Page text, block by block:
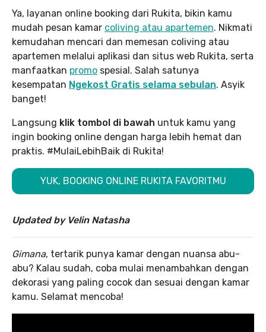
Ya, layanan online booking dari Rukita, bikin kamu
mudah pesan kamar coliving atau apartemen. Nikmati
kemudahan mencari dan memesan coliving atau
apartemen melalui aplikasi dan situs web Rukita, serta
manfaatkan promo spesial. Salah satunya
kesempatan Ngekost Gratis selama sebulan. Asyik
banget!
Langsung klik tombol di bawah untuk kamu yang
ingin booking online dengan harga lebih hemat dan
praktis. #MulaiLebihBaik di Rukita!
YUK, BOOKING ONLINE RUKITA FAVORITMU
Updated by Velin Natasha
Gimana, tertarik punya kamar dengan nuansa abu-
abu? Kalau sudah, coba mulai menambahkan dengan
dekorasi yang paling cocok dan sesuai dengan kamar
kamu. Selamat mencoba!